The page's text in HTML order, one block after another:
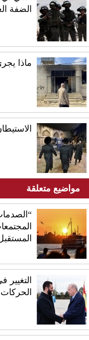
الضفة
ماذا
مواضيع متعلقة